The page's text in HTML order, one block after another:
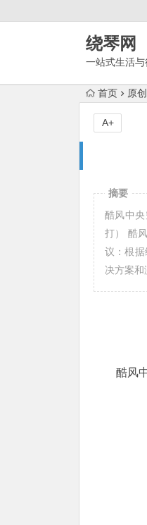
绕琴网
一站式生活
首页 原
A+
摘要
酷风中
打） 酷
议：根
决方案和
酷风